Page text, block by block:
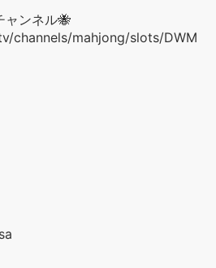
ャンネル🐝
channels/mahjong/slots/DWM